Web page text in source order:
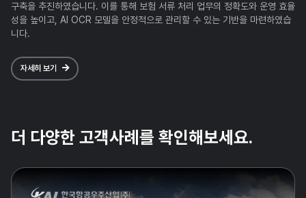
구축을 추진하였습니다. 이를 통해 보험 서류 처리 업무의 정확도와 운영 효율
성을 높이고, AI OCR 모델을 안정적으로 관리할 수 있는 기반을 마련하였습
니다.
자세히 보기
더 다양한 고객사례를 확인해보세요.